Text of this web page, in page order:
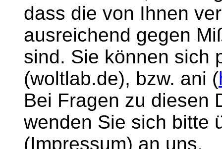
dass die von Ihnen
ausreichend gegen
sind. Sie können sich
(woltlab.de), bzw. ani (
Bei Fragen zu diesen
wenden Sie sich bitte
(Impressum) an uns.